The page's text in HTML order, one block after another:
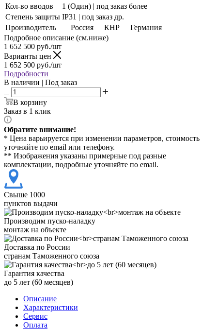
Кол-во вводов
1 (Один) | под заказ более
Степень защиты IP31 | под заказ др.
Производитель
Россия КНР
Германия
Подробное описание (см.ниже)
1 652 500 руб./шт
Варианты цен
1 652 500 руб./шт
Подробности
В наличии | Под заказ
В корзину
Заказ в 1 клик
Обратите внимание!
* Цена варьируется при изменении параметров, стоимость
уточняйте по email или телефону.
** Изображения указаны примерные под разные
комплектации, подробные уточняйте по email.
Свыше 1000
пунктов выдачи
Производим пуско-наладку
монтаж на объекте
Доставка по России
странам Таможенного союза
Гарантия качества
до 5 лет (60 месяцев)
Описание
Характеристики
Сервис
Оплата